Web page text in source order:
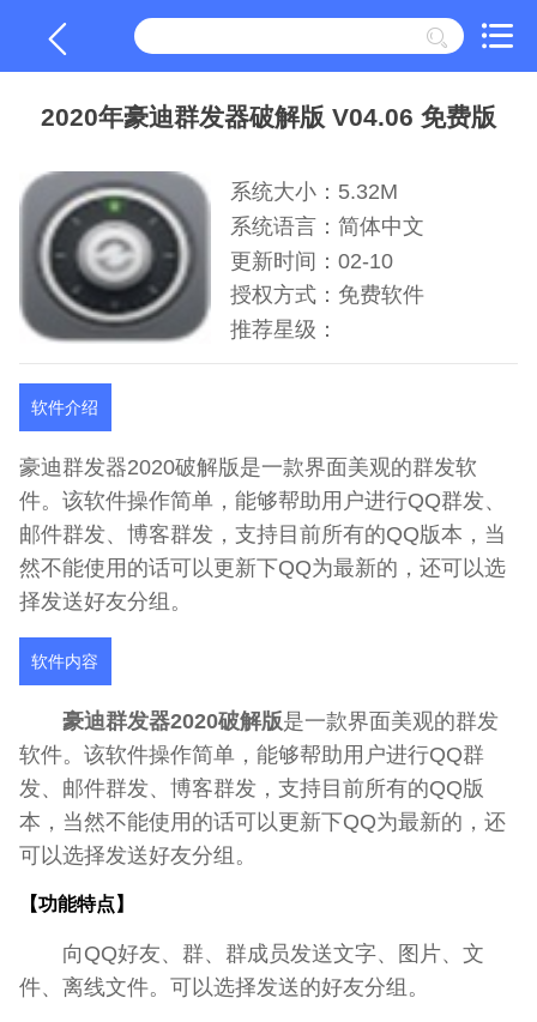
2020年豪迪群发器破解版 V04.06 免费版
系统大小：5.32M
系统语言：简体中文
更新时间：02-10
授权方式：免费软件
推荐星级：
软件介绍
豪迪群发器2020破解版是一款界面美观的群发软
件。该软件操作简单，能够帮助用户进行QQ群发、
邮件群发、博客群发，支持目前所有的QQ版本，当
然不能使用的话可以更新下QQ为最新的，还可以选
择发送好友分组。
软件内容
豪迪群发器2020破解版是一款界面美观的群发
软件。该软件操作简单，能够帮助用户进行QQ群
发、邮件群发、博客群发，支持目前所有的QQ版
本，当然不能使用的话可以更新下QQ为最新的，还
可以选择发送好友分组。
【功能特点】
向QQ好友、群、群成员发送文字、图片、文
件、离线文件。可以选择发送的好友分组。